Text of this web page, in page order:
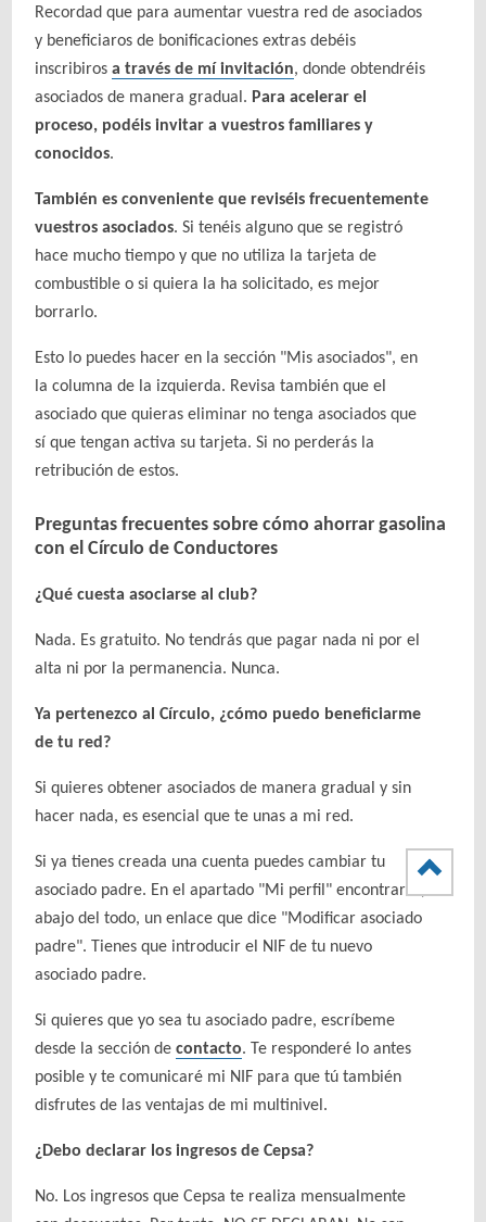
Recordad que para aumentar vuestra red de asociados
y beneficiaros de bonificaciones extras debéis
inscribirosa través de mí invitación, donde obtendréis
asociados de manera gradual. Para acelerar el
proceso, podéis invitar a vuestros familiares y
conocidos.
También es conveniente que reviséis frecuentemente
vuestros asociados. Si tenéis alguno que se registró
hace mucho tiempo y que no utiliza la tarjeta de
combustible o si quiera la ha solicitado, es mejor
borrarlo.
Esto lo puedes hacer en la sección "Mis asociados", en
la columna de la izquierda. Revisa también que el
asociado que quieras eliminar no tenga asociados que
sí que tengan activa su tarjeta. Si no perderás la
retribución de estos.
Preguntas frecuentes sobre cómo ahorrar gasolina
con el Círculo de Conductores
¿Qué cuesta asociarse al club?
Nada. Es gratuito. No tendrás que pagar nada ni por el
alta ni por la permanencia. Nunca.
Ya pertenezco al Círculo, ¿cómo puedo beneficiarme
de tu red?
Si quieres obtener asociados de manera gradual y sin
hacer nada, es esencial que te unas a mi red.
Si ya tienes creada una cuenta puedes cambiar tu
asociado padre. En el apartado "Mi perfil" encontrarás,
abajo del todo, un enlace que dice "Modificar asociado
padre". Tienes que introducir el NIF de tu nuevo
asociado padre.
Si quieres que yo sea tu asociado padre, escríbeme
desde la sección decontacto. Te responderé lo antes
posible y te comunicaré mi NIF para que tú también
disfrutes de las ventajas de mi multinivel.
¿Debo declarar los ingresos de Cepsa?
No. Los ingresos que Cepsa te realiza mensualmente